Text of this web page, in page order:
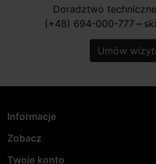
Doradztwo
(+48) 694-000-777 horizontal_rule
Umów
Informacje
Zobacz
Twoje konto